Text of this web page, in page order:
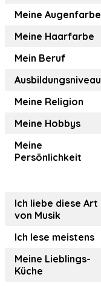
Meine Augenfarbe
Meine Haarfarbe
Mein Beruf
Ausbildungsniveau
Meine Religion
Meine Hobbys
Meine
Persönlichkeit
Ich liebe diese Art
von Musik
Ich lese meistens
Meine Lieblings-
Küche